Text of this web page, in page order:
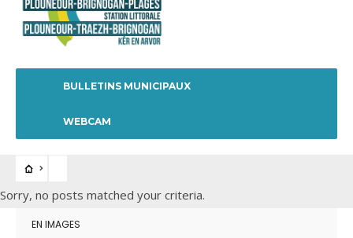
BULLETINS MUNICIPAUX
WEBCAM
Sorry, no posts matched your criteria.
EN IMAGES